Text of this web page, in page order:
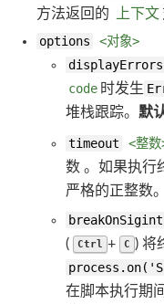
方法返回的
上下文
options
<对象>
displayErrors
code 时发生
堆栈跟踪。 默
timeout <整
数 。如果执行
严格的正整数。
breakOnSigint
(
Ctrl + C ) 将
在脚本执行期